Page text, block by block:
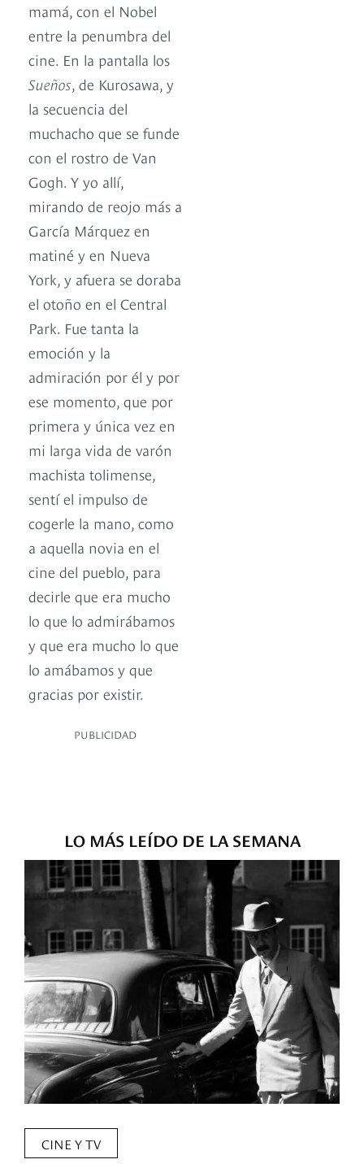
mamá, con el Nobel
entre la penumbra del
cine. En la pantalla los
Sueños, de Kurosawa, y
la secuencia del
muchacho que se funde
con el rostro de Van
Gogh. Y yo allí,
mirando de reojo más a
García Márquez en
matiné y en Nueva
York, y afuera se doraba
el otoño en el Central
Park. Fue tanta la
emoción y la
admiración por él y por
ese momento, que por
primera y única vez en
mi larga vida de varón
machista tolimense,
sentí el impulso de
cogerle la mano, como
a aquella novia en el
cine del pueblo, para
decirle que era mucho
lo que lo admirábamos
y que era mucho lo que
lo amábamos y que
gracias por existir.
PUBLICIDAD
LO MÁS LEÍDO DE LA SEMANA
CINE Y TV